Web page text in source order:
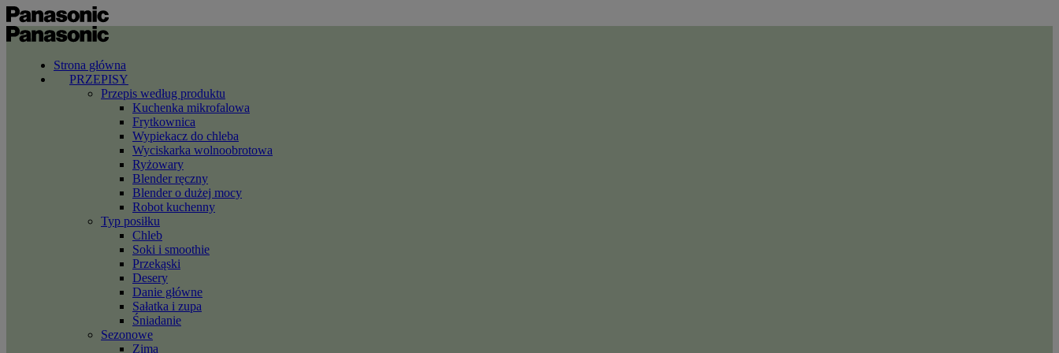
Strona główna
PRZEPISY
Przepis według produktu
Kuchenka mikrofalowa
Frytkownica
Wypiekacz do chleba
Wyciskarka wolnoobrotowa
Ryżowary
Blender ręczny
Blender o dużej mocy
Robot kuchenny
Typ posiłku
Chleb
Soki i smoothie
Przekąski
Desery
Danie główne
Sałatka i zupa
Śniadanie
Sezonowe
Zima